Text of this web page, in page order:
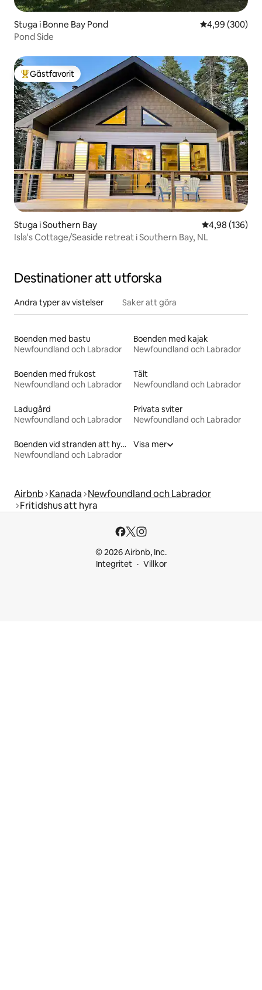
Stuga i Bonne Bay Pond 4,99 av 5 i
4,99 (300)
Pond Side
Populär gästfavorit
Gästfavorit
Stuga i Southern Bay 4,98 av 5 i
4,98 (136)
Isla's Cottage/Seaside retreat i Southern Bay, NL
Destinationer att utforska
Andra typer av vistelser Saker att göra
Boenden med bastu
Newfoundland och Labrador
Boenden med kajak
Newfoundland och Labrador
Boenden med frukost
Newfoundland och Labrador
Tält
Newfoundland och Labrador
Ladugård
Newfoundland och Labrador
Privata sviter
Newfoundland och Labrador
Boenden vid stranden att hyra
Newfoundland och Labrador
Visa mer
Airbnb Kanada Newfoundland och Labrador
Fritidshus att hyra
© 2026 Airbnb, Inc.
Integritet
Villkor